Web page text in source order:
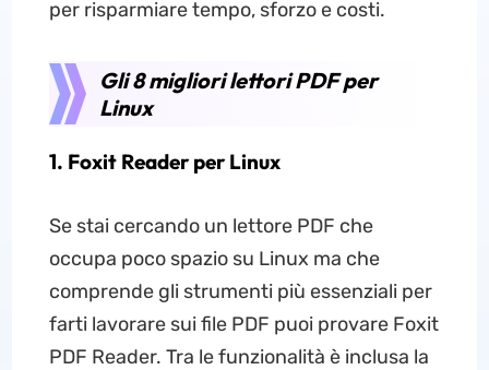
per risparmiare tempo, sforzo e costi.
Gli 8 migliori lettori PDF per
Linux
1. Foxit Reader per Linux
Se stai cercando un lettore PDF che
occupa poco spazio su Linux ma che
comprende gli strumenti più essenziali per
farti lavorare sui file PDF puoi provare Foxit
PDF Reader. Tra le funzionalità è inclusa la